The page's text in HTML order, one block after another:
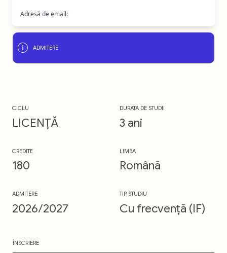
Adresă de email:
ADMITERE
CICLU
LICENȚĂ
DURATA DE STUDII
3 ani
CREDITE
180
LIMBA
Română
ADMITERE
2026/2027
TIP STUDIU
Cu frecvență (IF)
ÎNSCRIERE